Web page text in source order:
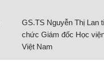
GS.TS Nguyễn Thị Lan
chức Giám đốc Học
Việt Nam